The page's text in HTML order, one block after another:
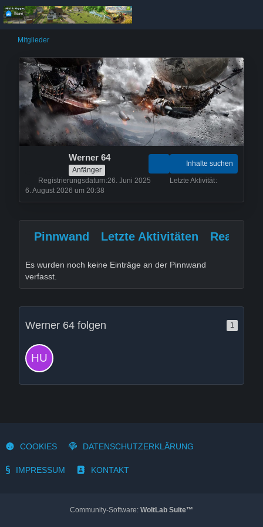
Mitglieder
Werner 64
Anfänger
Inhalte suchen
Registrierungsdatum 26. Juni 2025
Letzte Aktivität
6. August 2026 um 20:38
Pinnwand Letzte Aktivitäten
Es wurden noch keine Einträge an der Pinnwand
verfasst.
Werner 64 folgen 1
COOKIES DATENSCHUTZERKLÄRUNG
IMPRESSUM KONTAKT
Community-Software: WoltLab Suite™